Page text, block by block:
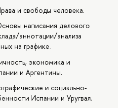
и свободы человека.
написания делового
аннотации/анализа
на графике.
экономика и
и Аргентины.
и социально-
Испании и Уругвая.